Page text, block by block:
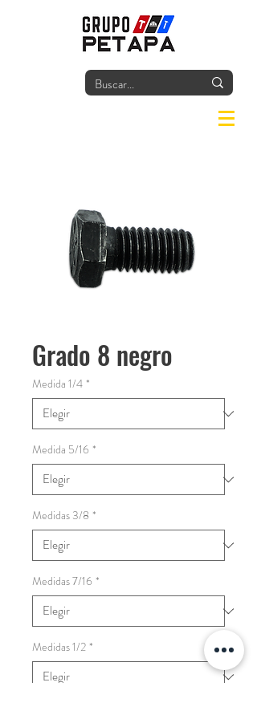
Grado 8 negro
Medida 1/4 *
Medida 5/16 *
Medidas 3/8 *
Medidas 7/16 *
Medidas 1/2 *